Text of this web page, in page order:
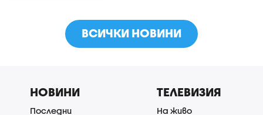
ВСИЧКИ НОВИНИ
НОВИНИ
Последни
ТЕЛЕВИЗИЯ
На живо